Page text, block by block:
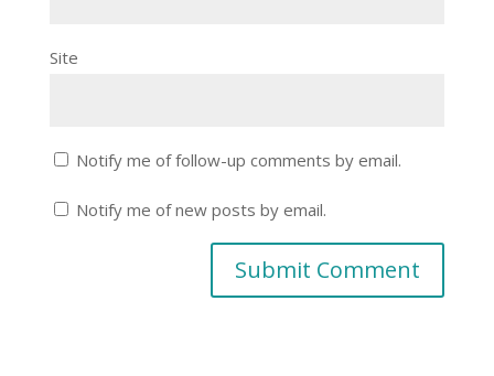
Site
Notify me of follow-up comments by email.
Notify me of new posts by email.